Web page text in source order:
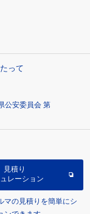
って
公安委員会 第
見積り
レーション
マの見積りを簡単にシ